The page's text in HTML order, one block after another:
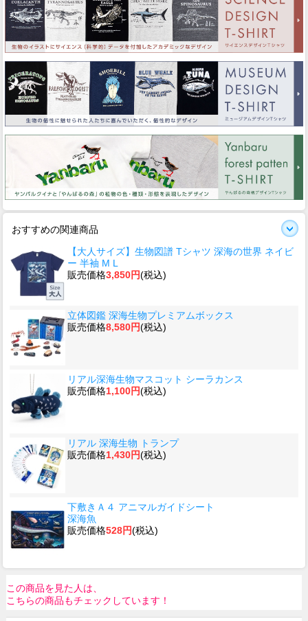
おすすめの関連商品
【大人サイズ】生物図譜 Tシャツ 深海の世界 ネイビ
ー 半袖 M L
販売価格3,850円(税込)
立体図鑑 深海生物プレミアムボックス
販売価格8,580円(税込)
リアル深海生物マスコット シーラカンス
販売価格1,100円(税込)
リアル 深海生物 トランプ
販売価格1,430円(税込)
下敷きＡ４ アニマルガイドシート
深海魚
販売価格528円(税込)
この商品を見た人は、
こちらの商品もチェックしています！